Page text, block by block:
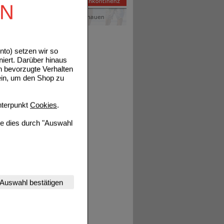
setzen wir so
Darüber hinaus
bevorzugte Verhalten
um den Shop zu
Cookies.
dies durch "Auswahl
Website
werden kann.
(z.B.
Auswahl bestätigen
die